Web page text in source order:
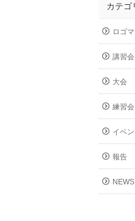
カテゴ
ロゴ
講習会
大会
練習会
イベン
報告
NEWS